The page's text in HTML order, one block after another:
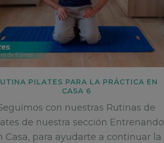
PILATES PARA LA PRÁCTICA EN
CASA 6
con nuestras Rutinas de
de nuestra sección Entrenando
Casa, para ayudarte a continuar la